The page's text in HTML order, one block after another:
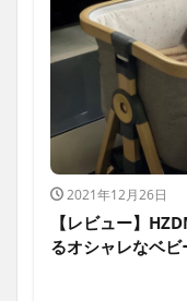
2021年12月26日
【レビュー】
るオシャレなベビ